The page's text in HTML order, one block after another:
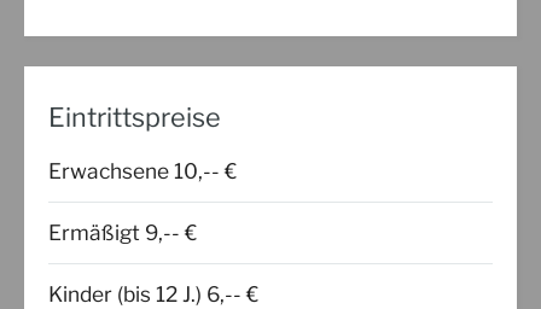
Eintrittspreise
Erwachsene 10,-- €
Ermäßigt 9,-- €
Kinder (bis 12 J.) 6,-- €